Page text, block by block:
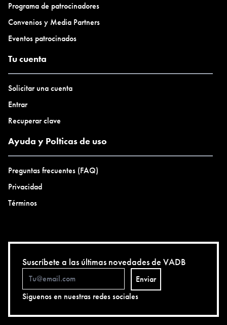
Programa de patrocinadores
Convenios y Media Partners
Eventos patrocinados
Tu cuenta
Solicitar una cuenta
Entrar
Recuperar clave
Ayuda y Polticas de uso
Preguntas frecuentes (FAQ)
Privacidad
Términos
Suscríbete a las últimas novedades de VADB
Enviar
Siguenos en nuestras redes sociales